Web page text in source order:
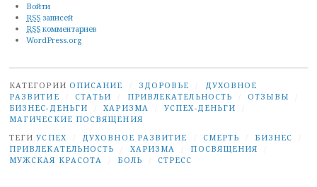
Войти
RSS записей
RSS комментариев
WordPress.org
КАТЕГОРИИ ОПИСАНИЕ ЗДОРОВЬЕ
ДУХОВНОЕ
РАЗВИТИЕ
СТАТЬИ ПРИВЛЕКАТЕЛЬНОСТЬ ОТЗЫВЫ
БИЗНЕС-ДЕНЬГИ
ХАРИЗМА УСПЕХ-ДЕНЬГИ
МАГИЧЕСКИЕ ПОСВЯЩЕНИЯ
ТЕГИУСПЕХ ДУХОВНОЕ РАЗВИТИЕ СМЕРТЬ БИЗНЕС
ПРИВЛЕКАТЕЛЬНОСТЬ
ХАРИЗМА ПОСВЯЩЕНИЯ
МУЖСКАЯ КРАСОТА
БОЛЬ СТРЕСС